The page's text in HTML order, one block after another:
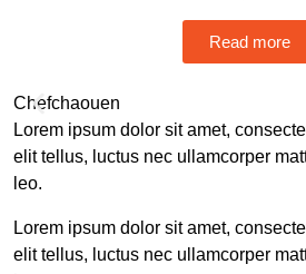
Read more
Chefchaouen
Lorem ipsum dolor sit amet,
elit tellus, luctus nec ullamcorper
leo.
Lorem ipsum dolor sit amet,
elit tellus, luctus nec ullamcorper